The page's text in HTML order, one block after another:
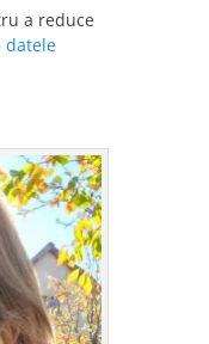
a reduce
datele